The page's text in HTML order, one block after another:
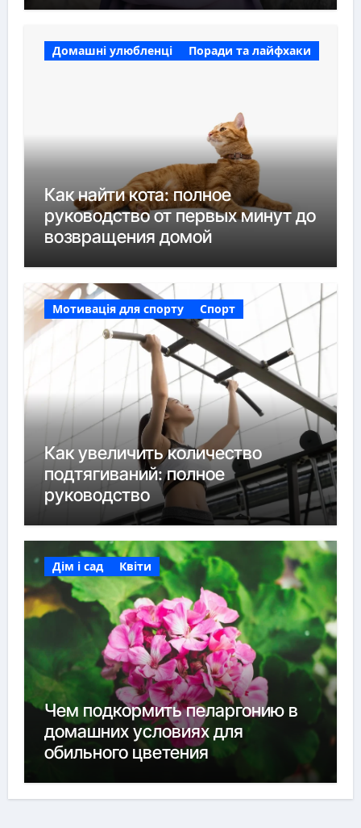
Домашні улюбленці Поради та лайфхаки
Как найти кота: полное
руководство от первых минут до
возвращения домой
Мотивація для спорту Спорт
Как увеличить количество
подтягиваний: полное
руководство
Дім і сад Квіти
Чем подкормить пеларгонию в
домашних условиях для
обильного цветения